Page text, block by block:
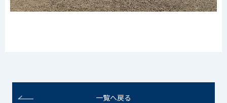
一覧へ戻る